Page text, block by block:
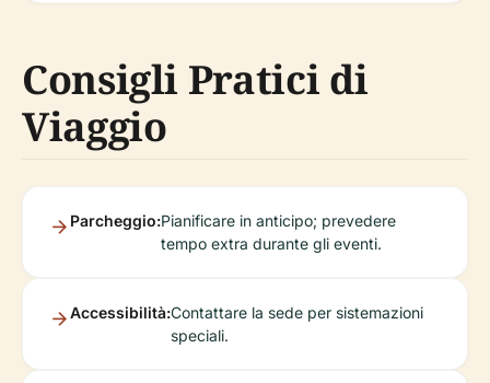
Consigli Pratici di
Viaggio
Parcheggio:Pianificare in anticipo; prevedere
tempo extra durante gli eventi.
Accessibilità:Contattare la sede per sistemazioni
speciali.